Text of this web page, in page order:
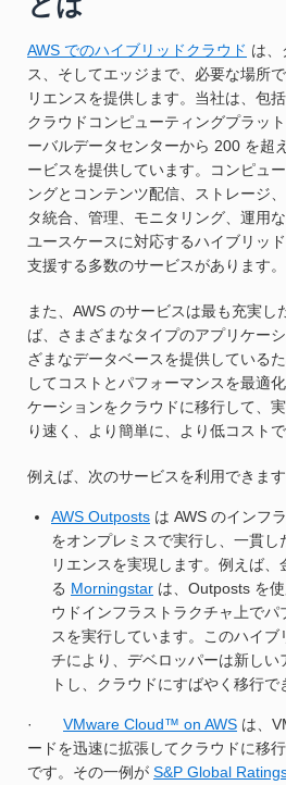
AWS でのハイブリッドクラウド は、
ス、そしてエッジまで、必要な場所
リエンスを提供します。当社は、包
クラウドコンピューティングプラッ
ーバルデータセンターから 200 を超
ービスを提供しています。コンピュ
ングとコンテンツ配信、ストレージ
タ統合、管理、モニタリング、運用
ユースケースに対応するハイブリッ
支援する多数のサービスがあります。
また、AWS のサービスは最も充実し
ば、さまざまなタイプのアプリケー
ざまなデータベースを提供している
してコストとパフォーマンスを最適
ケーションをクラウドに移行して、
り速く、より簡単に、より低コストで
例えば、次のサービスを利用できます
AWS Outposts は AWS のインフ
をオンプレミスで実行し、一貫
リエンスを実現します。例えば
る Morningstar は、Outposts を
ウドインフラストラクチャ上で
スを実行しています。このハイ
チにより、デベロッパーは新しい
トし、クラウドにすばやく移行で
· VMware Cloud™ on AWS は、
ードを迅速に拡張してクラウドに移
です。その一例が S&P Global